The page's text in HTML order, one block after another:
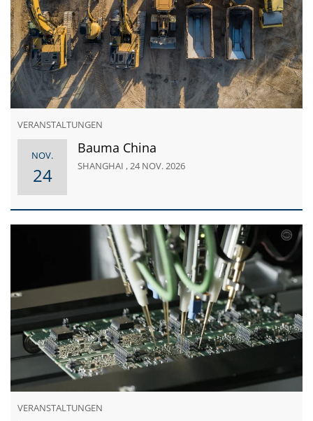
VERANSTALTUNGEN
NOV.
24
Bauma China
SHANGHAI , 24 NOV. 2026
VERANSTALTUNGEN